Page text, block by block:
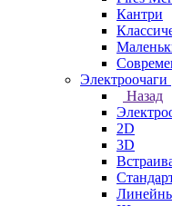
Кантри
Электроочаги
Назад
2D
3D